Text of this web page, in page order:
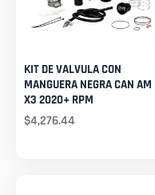
KIT DE VALVULA CON
MANGUERA NEGRA CAN AM
X3 2020+ RPM
$4,276.44